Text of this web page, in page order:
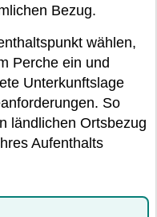
Bezug.
wählen,
Perche ein und
Unterkunftslage
So
ländlichen Ortsbezug
Aufenthalts